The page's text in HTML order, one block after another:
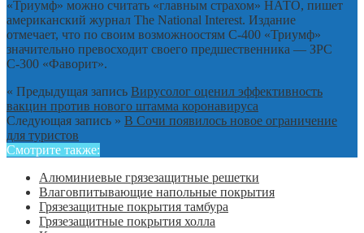
«Триумф» можно считать «главным страхом» НАТО, пишет
американский журнал The National Interest. Издание
отмечает, что по своим возможноостям С-400 «Триумф»
значительно превосходит своего предшественника — ЗРС
С-300 «Фаворит».
« Предыдущая запись Вирусолог оценил эффективность
вакцин против нового штамма коронавируса
Следующая запись » В Сочи появилось новое ограничение
для туристов
Смотрите также:
Алюминиевые грязезащитные решетки
Влаговпитывающие напольные покрытия
Грязезащитные покрытия тамбура
Грязезащитные покрытия холла